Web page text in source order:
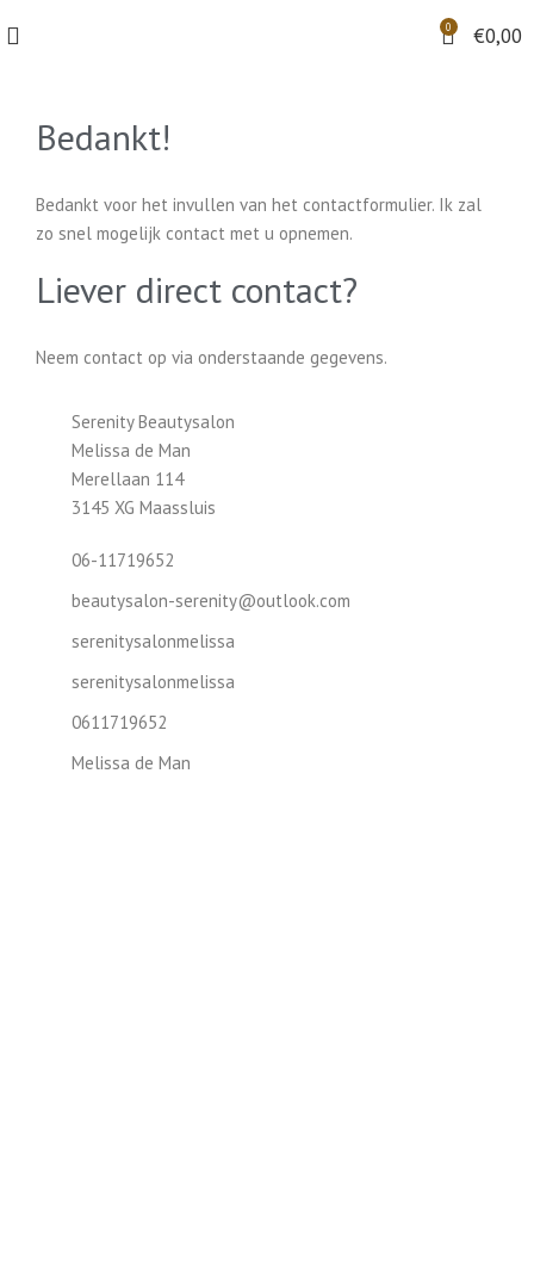
0 €0,00
Bedankt!
Bedankt voor het invullen van het contactformulier. Ik zal
zo snel mogelijk contact met u opnemen.
Liever direct contact?
Neem contact op via onderstaande gegevens.
Serenity Beautysalon
Melissa de Man
Merellaan 114
3145 XG Maassluis
06-11719652
beautysalon-serenity@outlook.com
serenitysalonmelissa
serenitysalonmelissa
0611719652
Melissa de Man